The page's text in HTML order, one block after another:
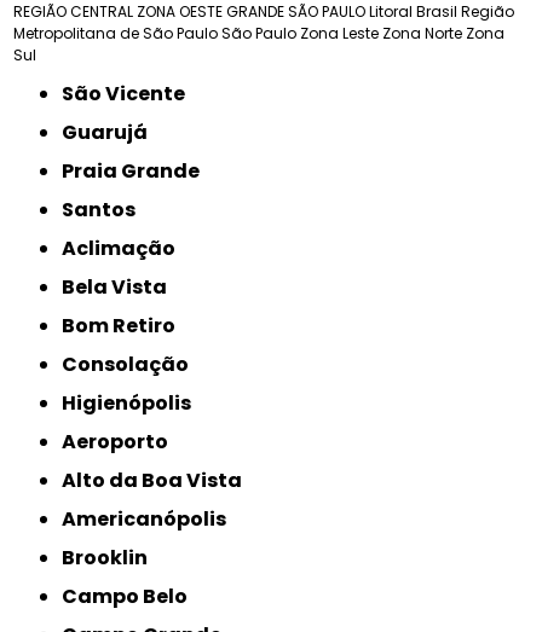
REGIÃO CENTRAL ZONA OESTEGRANDE SÃO PAULOLitoral Brasil Região
Metropolitana de São PauloSão Paulo Zona Leste Zona Norte Zona
Sul
São Vicente
Guarujá
Praia Grande
Santos
Aclimação
Bela Vista
Bom Retiro
Consolação
Higienópolis
Aeroporto
Alto da Boa Vista
Americanópolis
Brooklin
Campo Belo